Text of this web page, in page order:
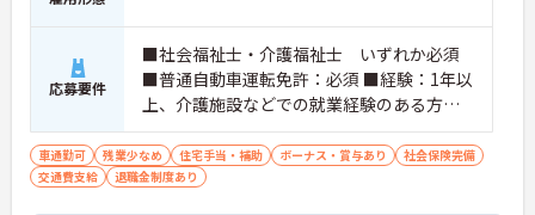
・現場のプロフェッショナルにとどまらず、ケアマ
ネジャーやセンター長といったマネジメント職への
道が開かれています。
・勤務時間内での資格取得支援制度やOJTが整備さ
れており、働きながらのスキルアップを手厚くサポ
【日々の貢献をダイレクトに評価する「特別報酬」
やワークライフバランスの充実】
応募要件
■社会福祉士・介護福祉士 いずれか必須
■普通自動車運転免許：必須 ■経験：1年以
上、介護施設などでの就業経験のある方及
び介護施設での夜勤経験が有る方
車通勤可 残業少なめ 住宅手当・補助 ボーナス・賞与あり
社会保険完備
交通費支給
退職金制度あり